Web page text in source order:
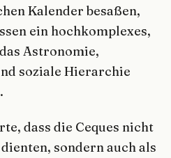
Kalender besaßen,
ein hochkomplexes,
Astronomie,
soziale Hierarchie
dass die Ceques nicht
sondern auch als